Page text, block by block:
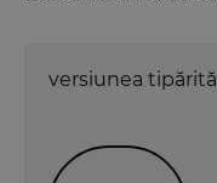
versiunea tipărită